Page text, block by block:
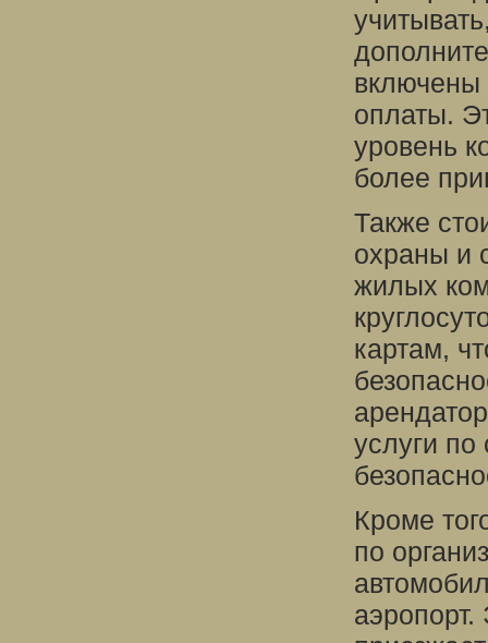
включены
оплаты.
уровень
более
Также
охраны и
жилых
картам,
услуги
Кроме
по
аэропорт.